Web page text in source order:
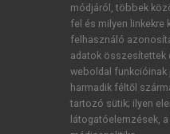
ÚJ FIÓK
1 óra díjmentes
E-MAIL-CÍM
módjáról, többek
fel és milyen linkekre
felhasználó
adatok összesítettek
weboldal funkcióinak
harmadik féltől
tartozó sütik; ilyen
látogatóelemzések,